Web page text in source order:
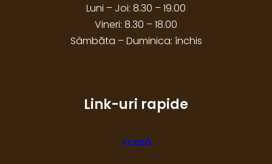
Luni – Joi: 8.30 – 19.00
Vineri: 8.30 – 18.00
Sâmbăta – Duminica: închis
Link-uri rapide
Acasă